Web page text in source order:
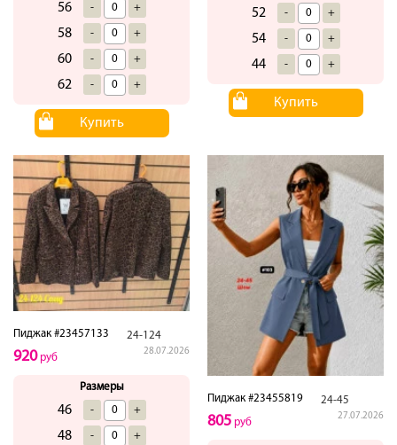
56 - +
58 - +
60 - +
62 - +
Купить
52 - +
54 - +
44 - +
Купить
Пиджак #23457133 24-124
28.07.2026
920руб
Размеры
46 - +
48 - +
Пиджак #23455819 24-45
27.07.2026
805 руб